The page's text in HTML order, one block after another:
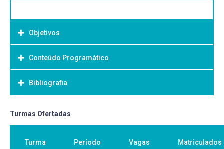
Objetivos
Objetivo Geral:
Conteúdo Programático
Bibliografia
Bibliografia Básica:
Turmas Ofertadas
Turma Período Vagas Matriculados